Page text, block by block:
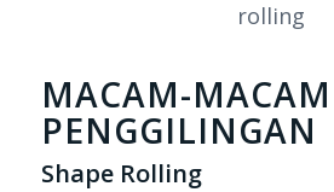
rolling
MACAM-
PENGGILINGAN
Shape Rolling